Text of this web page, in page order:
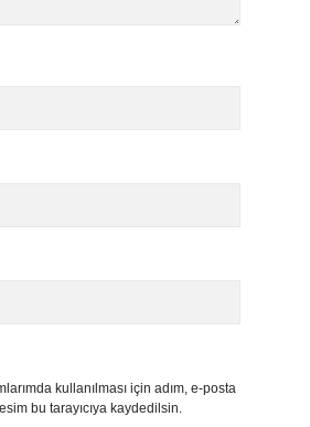
kullanılması için adım, e-posta
bu tarayıcıya kaydedilsin.